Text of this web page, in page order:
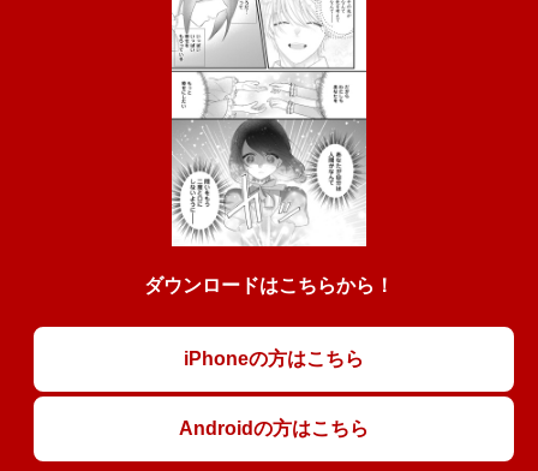
ダウンロードはこちらから！
iPhoneの方はこちら
Androidの方はこちら